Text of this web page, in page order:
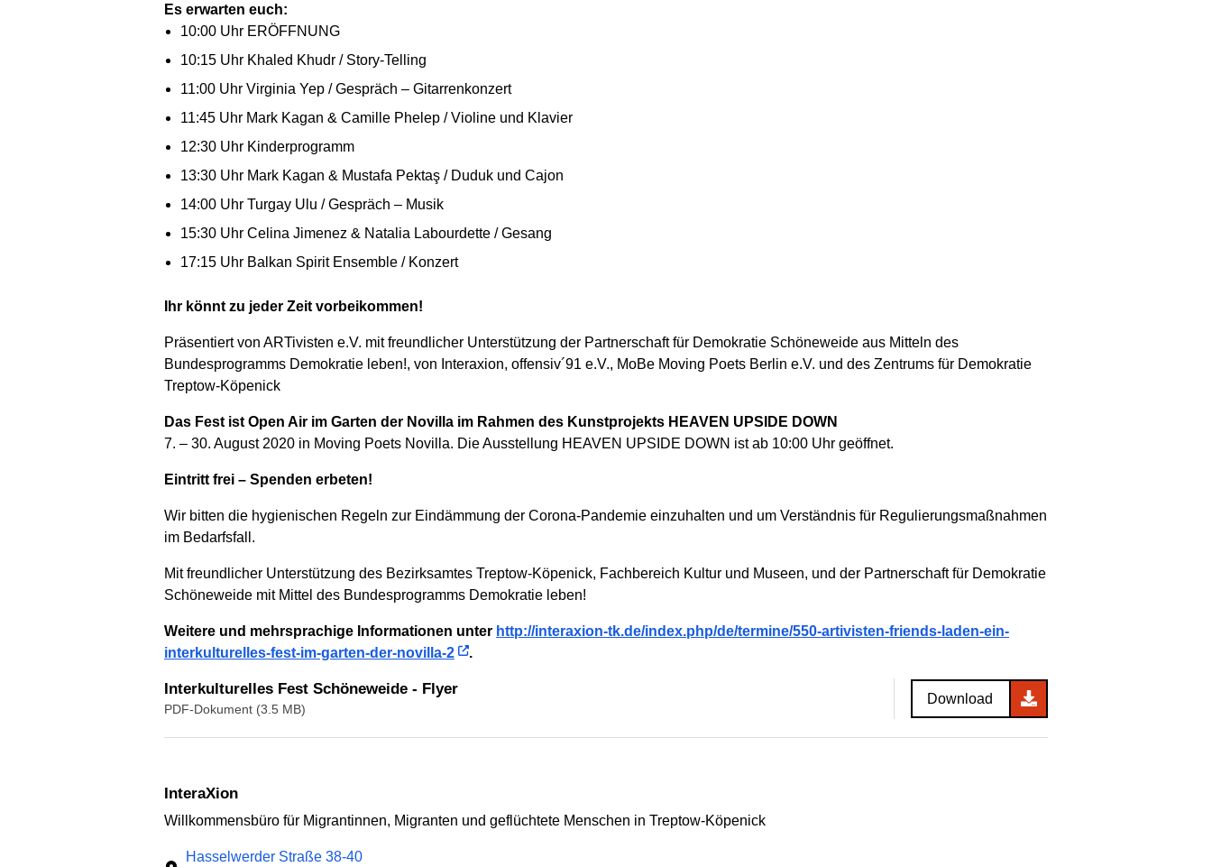
Es erwarten euch:
10:00 Uhr ERÖFFNUNG
10:15 Uhr Khaled Khudr / Story-Telling
11:00 Uhr Virginia Yep / Gespräch – Gitarrenkonzert
11:45 Uhr Mark Kagan & Camille Phelep / Violine und Klavier
12:30 Uhr Kinderprogramm
13:30 Uhr Mark Kagan & Mustafa Pektaş / Duduk und Cajon
14:00 Uhr Turgay Ulu / Gespräch – Musik
15:30 Uhr Celina Jimenez & Natalia Labourdette / Gesang
17:15 Uhr Balkan Spirit Ensemble / Konzert
Ihr könnt zu jeder Zeit vorbeikommen!
Präsentiert von ARTivisten e.V. mit freundlicher Unterstützung der Partnerschaft für Demokratie Schöneweide aus Mitteln des
Bundesprogramms Demokratie leben!, von Interaxion, offensiv´91 e.V., MoBe Moving Poets Berlin e.V. und des Zentrums für Demokratie
Treptow-Köpenick
Das Fest ist Open Air im Garten der Novilla im Rahmen des Kunstprojekts HEAVEN UPSIDE DOWN
7. – 30. August 2020 in Moving Poets Novilla. Die Ausstellung HEAVEN UPSIDE DOWN ist ab 10:00 Uhr geöffnet.
Eintritt frei – Spenden erbeten!
Wir bitten die hygienischen Regeln zur Eindämmung der Corona-Pandemie einzuhalten und um Verständnis für Regulierungsmaßnahmen
im Bedarfsfall.
Mit freundlicher Unterstützung des Bezirksamtes Treptow-Köpenick, Fachbereich Kultur und Museen, und der Partnerschaft für Demokratie
Schöneweide mit Mittel des Bundesprogramms Demokratie leben!
Weitere und mehrsprachige Informationen unter http://interaxion-tk.de/index.php/de/termine/550-artivisten-friends-laden-ein-
interkulturelles-fest-im-garten-der-novilla-2
.
Interkulturelles Fest Schöneweide - Flyer
PDF-Dokument (3.5 MB)
Download
InteraXion
Willkommensbüro für Migrantinnen, Migranten und geflüchtete Menschen in Treptow-Köpenick
Hasselwerder Straße 38-40